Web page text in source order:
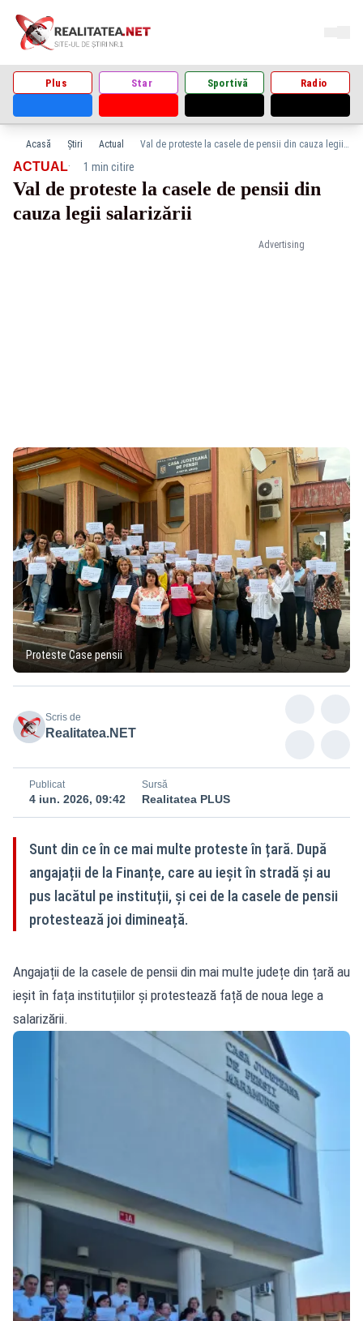
Plus Star Sportivă Radio
Acasă Știri Actual Val de proteste la casele de pensii din cauza legii salarizării
Advertising
ACTUAL· 1 min citire
Val de proteste la casele de pensii din
cauza legii salarizării
Proteste Case pensii
Scris de
Realitatea.NET
Publicat
4 iun. 2026, 09:42
Sursă
Realitatea PLUS
Sunt din ce în ce mai multe proteste în țară. După
angajații de la Finanțe, care au ieșit în stradă și au
pus lacătul pe instituții, și cei de la casele de pensii
protestează joi dimineață.
Angajații de la casele de pensii din mai multe județe din țară au
ieșit în fața instituțiilor și protestează față de noua lege a
salarizării.